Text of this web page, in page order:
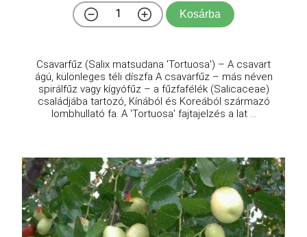
Kosárba
Csavarfűz (Salix matsudana 'Tortuosa') – A csavart
ágú, különleges téli díszfa A csavarfűz – más néven
spirálfűz vagy kígyófűz – a fűzfafélék (Salicaceae)
családjába tartozó, Kínából és Koreából származó
lombhullató fa. A 'Tortuosa' fajtajelzés a lat ...